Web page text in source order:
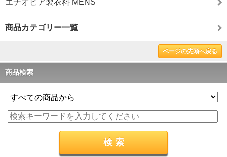
エチオピア製衣料 MENS
商品カテゴリー一覧
ページの先頭へ戻る
商品検索